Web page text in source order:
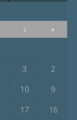
א ב
2
3
9
10
16
17